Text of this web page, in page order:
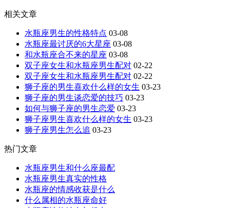
相关文章
水瓶座男生的性格特点 03-08
水瓶座最讨厌的6大星座 03-08
和水瓶座合不来的星座 03-08
双子座女生和水瓶座男生配对 02-22
双子座女生和水瓶座男生配对 02-22
狮子座的男生喜欢什么样的女生 03-23
狮子座的男生谈恋爱的技巧 03-23
如何与狮子座的男生恋爱 03-23
狮子座男生喜欢什么样的女生 03-23
狮子座男生怎么追 03-23
热门文章
水瓶座男生和什么座最配
水瓶座男生真实的性格
水瓶座的情感收获是什么
什么属相的水瓶座命好